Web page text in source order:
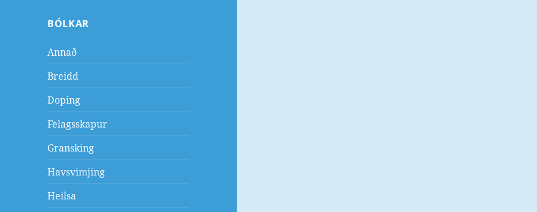
BÓLKAR
Annað
Breidd
Doping
Felagsskapur
Gransking
Havsvimjing
Heilsa